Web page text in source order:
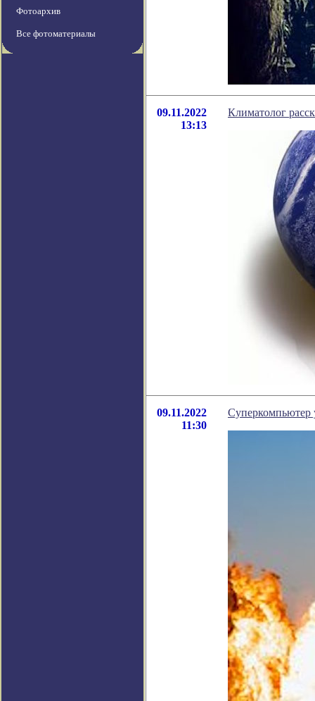
Фотоархив
Все фотоматериалы
09.11.2022
13:13
Климатолог
09.11.2022
11:30
Суперкомпьютер